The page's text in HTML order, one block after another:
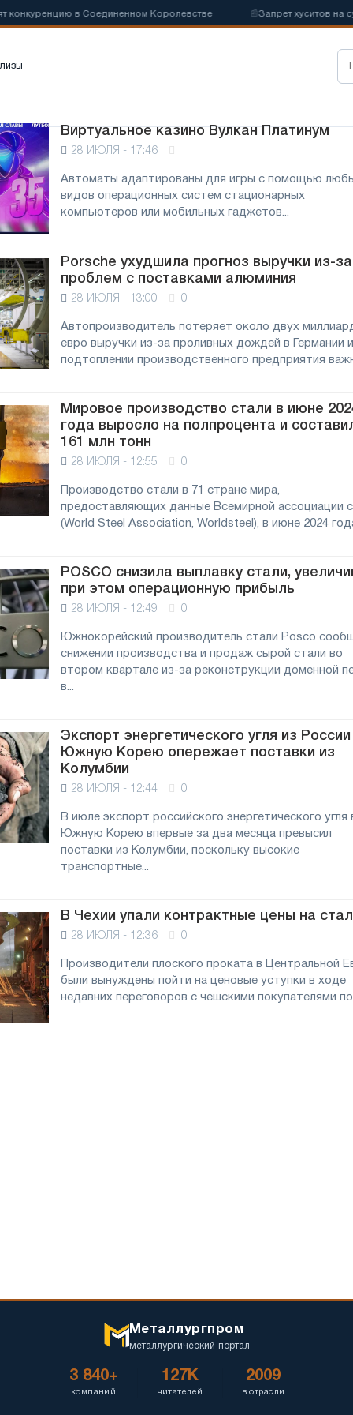
в Соединенном Королевстве Запрет хуситов на
Виртуальное казино Вулкан Платинум
28 ИЮЛЯ - 17:46
Автоматы адаптированы для игры с помощью
видов операционных систем стационарных
компьютеров или мобильных гаджетов...
Porsche ухудшила прогноз выручки из-за
проблем с поставками алюминия
28 ИЮЛЯ - 13:00 0
Автопроизводитель потеряет около двух
евро выручки из-за проливных дождей в Германии и
подтоплении производственного предприятия
Мировое производство стали в июне
года выросло на полпроцента и
161 млн тонн
28 ИЮЛЯ - 12:55 0
Производство стали в 71 стране мира,
предоставляющих данные Всемирной ассоциации
(World Steel Association, Worldsteel), в июне 2024
POSCO снизила выплавку стали,
при этом операционную прибыль
28 ИЮЛЯ - 12:49 0
Южнокорейский производитель стали Posco
снижении производства и продаж сырой стали во
втором квартале из-за реконструкции доменной
в...
Экспорт энергетического угля из России
Южную Корею опережает поставки из
Колумбии
28 ИЮЛЯ - 12:44 0
В июле экспорт российского энергетического угля
Южную Корею впервые за два месяца превысил
поставки из Колумбии, поскольку высокие
транспортные...
В Чехии упали контрактные цены на
28 ИЮЛЯ - 12:36 0
Производители плоского проката в Центральной
были вынуждены пойти на ценовые уступки в ходе
недавних переговоров с чешскими покупателями
Металлургпром
металлургический портал
3 840+
компаний
127K
читателей
2009
в отрасли